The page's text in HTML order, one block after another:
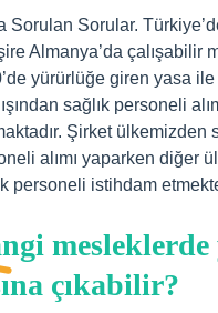
Sorulan Sorular.
Almanya’da çalışabilir
yürürlüğe giren yasa
sağlık personeli
Şirket ülkemizden
alımı yaparken diğer
personeli istihdam
çıkabilir?